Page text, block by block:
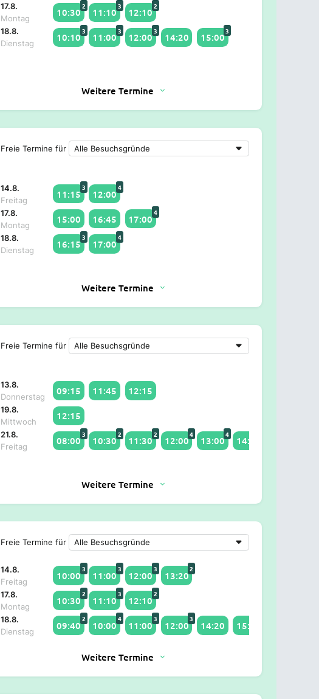
17.8.
Montag
10:30
2
11:10
3
12:10
2
18.8.
Dienstag
10:10
3
11:00
3
12:00
3
14:20 15:00
3
Weitere Termine
Freie Termine für
14.8.
Freitag
11:15
3
12:00
4
17.8.
Montag
15:00 16:45 17:00
4
18.8.
Dienstag
16:15
3
17:00
4
Weitere Termine
Freie Termine für
13.8.
Donnerstag
09:15 11:45 12:15
19.8.
Mittwoch
12:15
21.8.
Freitag
08:00
3
10:30
2
11:30
2
12:00
4
13:00
4
14:00
Weitere Termine
Freie Termine für
14.8.
Freitag
10:00
3
11:00
3
12:00
3
13:20
2
17.8.
Montag
10:30
2
11:10
3
12:10
2
18.8.
Dienstag
09:40
2
10:00
4
11:00
3
12:00
3
14:20 15:00
Weitere Termine